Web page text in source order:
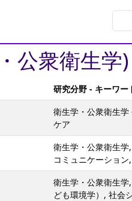
公衆衛生学)
研究分野 - キーワー
衛生学・公衆衛生
ケア
衛生学・公衆衛生学
コミュニケーショ
衛生学・公衆衛生
ども環境学）, 社会